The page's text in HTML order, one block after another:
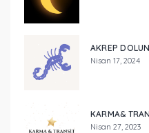
AKREP
Nisan 17, 2024
KARMA&
Nisan 27, 2023